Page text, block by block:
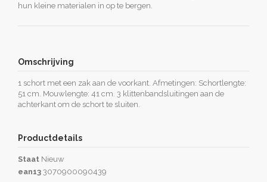
hun kleine materialen in op te bergen.
Omschrijving
1 schort met een zak aan de voorkant. Afmetingen: Schortlengte:
51 cm. Mouwlengte: 41 cm. 3 klittenbandsluitingen aan de
achterkant om de schort te sluiten.
Productdetails
Staat Nieuw
ean13 3070900090439